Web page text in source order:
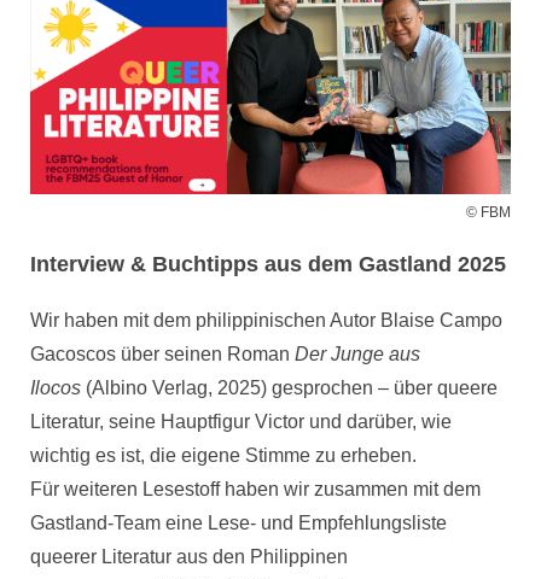
© FBM
Interview & Buchtipps aus dem Gastland 2025
Wir haben mit dem philippinischen Autor Blaise Campo
Gacoscos über seinen Roman Der Junge aus
Ilocos (Albino Verlag, 2025) gesprochen – über queere
Literatur, seine Hauptfigur Victor und darüber, wie
wichtig es ist, die eigene Stimme zu erheben.
Für weiteren Lesestoff haben wir zusammen mit dem
Gastland-Team eine Lese- und Empfehlungsliste
queerer Literatur aus den Philippinen